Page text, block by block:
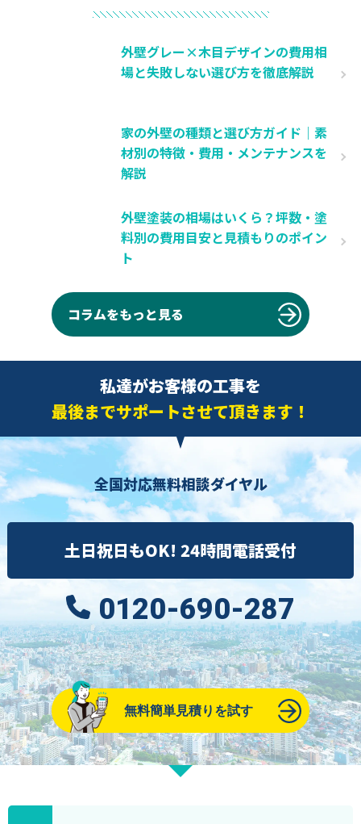
外壁グレー×木目デザインの費用相
場と失敗しない選び方を徹底解説
家の外壁の種類と選び方ガイド｜素
材別の特徴・費用・メンテナンスを
解説
外壁塗装の相場はいくら？坪数・塗
料別の費用目安と見積もりのポイン
ト
コラムをもっと見る
私達がお客様の工事を
最後までサポートさせて頂きます！
全国対応無料相談ダイヤル
土日祝日もOK! 24時間電話受付
0120-690-287
無料簡単見積りを試す